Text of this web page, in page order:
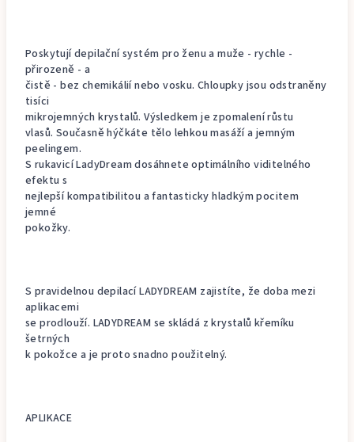
Poskytují depilační systém pro ženu a muže - rychle -
přirozeně - a
čistě - bez chemikálií nebo vosku. Chloupky jsou odstraněny
tisíci
mikrojemných krystalů. Výsledkem je zpomalení růstu
vlasů. Současně hýčkáte tělo lehkou masáží a jemným
peelingem.
S rukavicí LadyDream dosáhnete optimálního viditelného
efektu s
nejlepší kompatibilitou a fantasticky hladkým pocitem
jemné
pokožky.
S pravidelnou depilací LADYDREAM zajistíte, že doba mezi
aplikacemi
se prodlouží. LADYDREAM se skládá z krystalů křemíku
šetrných
k pokožce a je proto snadno použitelný.
APLIKACE